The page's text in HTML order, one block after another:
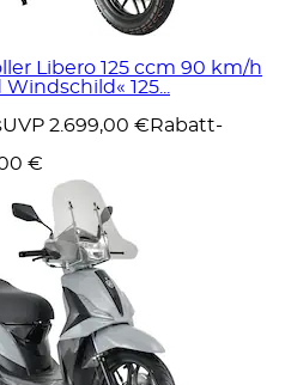
Libero 125 ccm 90 km/h
125...
UVP 2.699,00 € Rabatt-
€